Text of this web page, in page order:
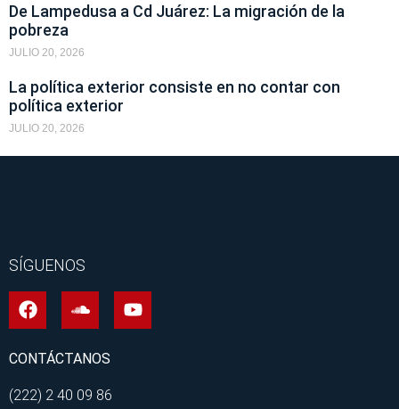
De Lampedusa a Cd Juárez: La migración de la
pobreza
JULIO 20, 2026
La política exterior consiste en no contar con
política exterior
JULIO 20, 2026
SÍGUENOS
CONTÁCTANOS
(222) 2 40 09 86